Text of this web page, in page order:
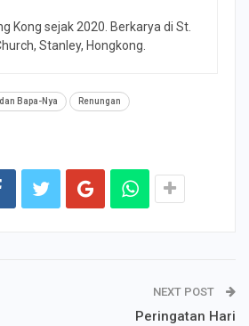
Kong sejak 2020. Berkarya di St.
Stanley, Hongkong.
Bapa-Nya Renungan
NEXT POST
Peringatan Hari